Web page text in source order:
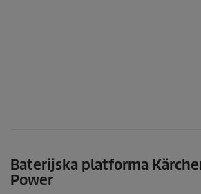
Baterijska platforma
Power